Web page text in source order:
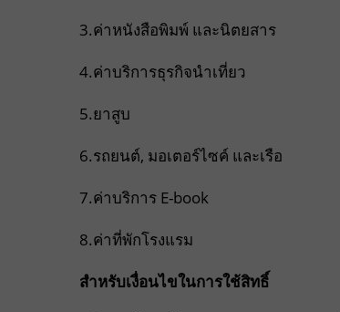
3.ค่าหนังสือพิมพ์ และนิตยสาร
4.ค่าบริการธุรกิจนำเที่ยว
5.ยาสูบ
6.รถยนต์, มอเตอร์ไซค์ และเรือ
7.ค่าบริการ E-book
8.ค่าที่พักโรงแรม
สำหรับเงื่อนไขในการใช้สิทธิ์